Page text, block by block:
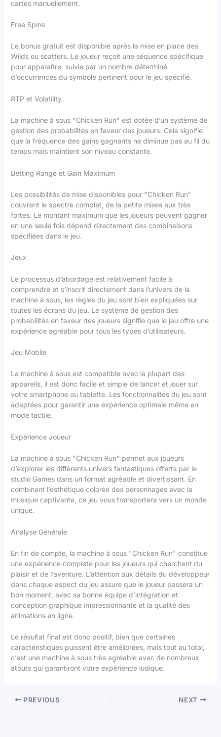
cartes manuellement.
Free Spins
Le bonus gratuit est disponible après la mise en place des
Wilds ou scatters. Le joueur reçoit une séquence spécifique
pour apparaître, suivie par un nombre déterminé
d’occurrences du symbole pertinent pour le jeu spécifié.
RTP et Volatility
La machine à sous "Chicken Run" est dotée d’un système de
gestion des probabilités en faveur des joueurs. Cela signifie
que la fréquence des gains gagnants ne diminue pas au fil du
temps mais maintient son niveau constante.
Betting Range et Gain Maximum
Les possibilités de mise disponibles pour "Chicken Run"
couvrent le spectre complet, de la petite mises aux très
fortes. Le montant maximum que les joueurs peuvent gagner
en une seule fois dépend directement des combinaisons
spécifiées dans le jeu.
Jeux
Le processus d’abordage est relativement facile à
comprendre et s’inscrit directement dans l’univers de la
machine à sous, les règles du jeu sont bien expliquées sur
toutes les écrans du jeu. Le système de gestion des
probabilités en faveur des joueurs signifie que le jeu offre une
expérience agréable pour tous les types d’utilisateurs.
Jeu Mobile
La machine à sous est compatible avec la plupart des
appareils, il est donc facile et simple de lancer et jouer sur
votre smartphone ou tablette. Les fonctionnalités du jeu sont
adaptées pour garantir une expérience optimale même en
mode tactile.
Expérience Joueur
La machine à sous "Chicken Run" permet aux joueurs
d’explorer les différents univers fantastiques offerts par le
studio Games dans un format agréable et divertissant. En
combinant l’esthétique colorée des personnages avec la
musique captivante, ce jeu vous transportera vers un monde
unique.
Analyse Générale
En fin de compte, la machine à sous "Chicken Run" constitue
une expérience complète pour les joueurs qui cherchent du
plaisir et de l’aventure. L’attention aux détails du développeur
dans chaque aspect du jeu assure que le joueur passera un
bon moment, avec sa bonne équipe d’intégration et
conception graphique impressionnante et la qualité des
animations en ligne.
Le résultat final est donc positif, bien que certaines
caractéristiques puissent être améliorées, mais tout au total,
c’est une machine à sous très agréable avec de nombreux
atouts qui garantiront votre expérience ludique.
PREVIOUS NEXT